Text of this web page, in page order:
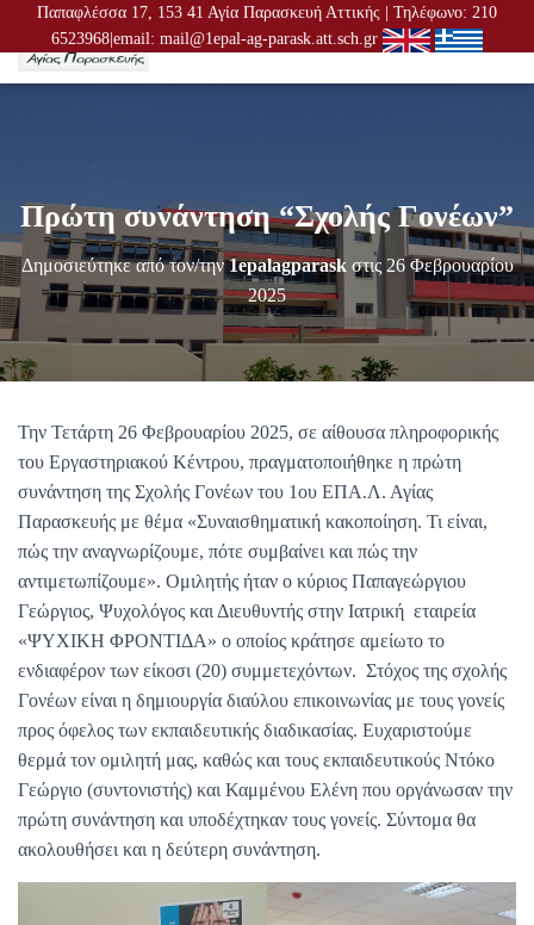
Παπαφλέσσα 17, 153 41 Αγία Παρασκευή Αττικής | Τηλέφωνο: 210
6523968|email: mail@1epal-ag-parask.att.sch.gr
Ν
Ή
Π
Λ
Ο
Ή
Πρώτη συνάντηση “Σχολής Γονέων”
Δημοσιεύτηκε από τον/την1epalagparaskστις 26 Φεβρουαρίου
2025
Την Τετάρτη 26 Φεβρουαρίου 2025, σε αίθουσα πληροφορικής
του Εργαστηριακού Κέντρου, πραγματοποιήθηκε η πρώτη
συνάντηση της Σχολής Γονέων του 1ου ΕΠΑ.Λ. Αγίας
Παρασκευής με θέμα «Συναισθηματική κακοποίηση. Τι είναι,
πώς την αναγνωρίζουμε, πότε συμβαίνει και πώς την
αντιμετωπίζουμε». Ομιλητής ήταν ο κύριος Παπαγεώργιου
Γεώργιος, Ψυχολόγος και Διευθυντής στην Ιατρική εταιρεία
«ΨΥΧΙΚΗ ΦΡΟΝΤΙΔΑ» ο οποίος κράτησε αμείωτο το
ενδιαφέρον των είκοσι (20) συμμετεχόντων. Στόχος της σχολής
Γονέων είναι η δημιουργία διαύλου επικοινωνίας με τους γονείς
προς όφελος των εκπαιδευτικής διαδικασίας. Ευχαριστούμε
θερμά τον ομιλητή μας, καθώς και τους εκπαιδευτικούς Ντόκο
Γεώργιο (συντονιστής) και Καμμένου Ελένη που οργάνωσαν την
πρώτη συνάντηση και υποδέχτηκαν τους γονείς. Σύντομα θα
ακολουθήσει και η δεύτερη συνάντηση.